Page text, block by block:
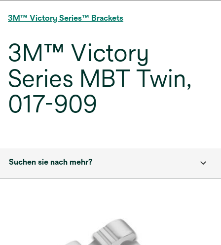
3M™ Victory Series™ Brackets
3M™ Victory
Series MBT Twin,
017-909
Suchen sie nach mehr?